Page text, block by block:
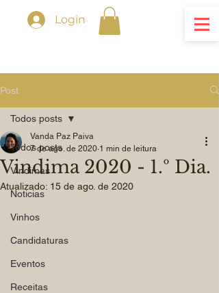
Login
Post
Todos posts
Vindimas
Noticias
Vinhos
Candidaturas
Eventos
Receitas
Todos posts
Vindima 2020 - 1.º Dia.
Vanda Paz Paiva
7 de ago. de 2020 1 min de leitura
Atualizado: 15 de ago. de 2020